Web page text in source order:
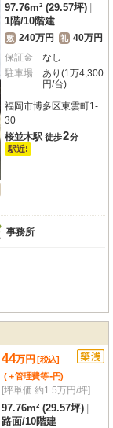
97.76m² (29.57坪)
1階/10階建
敷 240万円 礼 40万円
保証金
なし
駐車場
あり(1万4,300
円/台)
福岡市博多区東雲町1-
30
桜並木駅 徒歩2分
駅近!
事務所
44万円 [税込]
(＋管理費等-円)
[坪単価 約1.5万円/坪]
97.76m² (29.57坪)
路面/10階建